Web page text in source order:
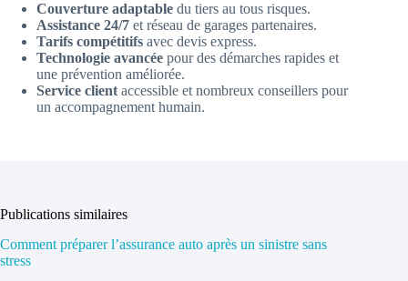
Couverture adaptable du tiers au tous risques.
Assistance 24/7 et réseau de garages partenaires.
Tarifs compétitifs avec devis express.
Technologie avancée pour des démarches rapides et
une prévention améliorée.
Service client accessible et nombreux conseillers pour
un accompagnement humain.
Publications similaires
Comment préparer l’assurance auto après un sinistre sans
stress